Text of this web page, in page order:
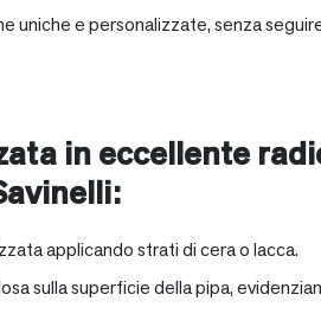
uniche e personalizzate, senza
in eccellente
applicando strati di cera o lacca.
sulla superficie della pipa,